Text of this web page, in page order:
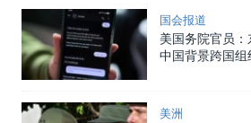
国会报道
美国务院官员
中国背景跨国
美洲